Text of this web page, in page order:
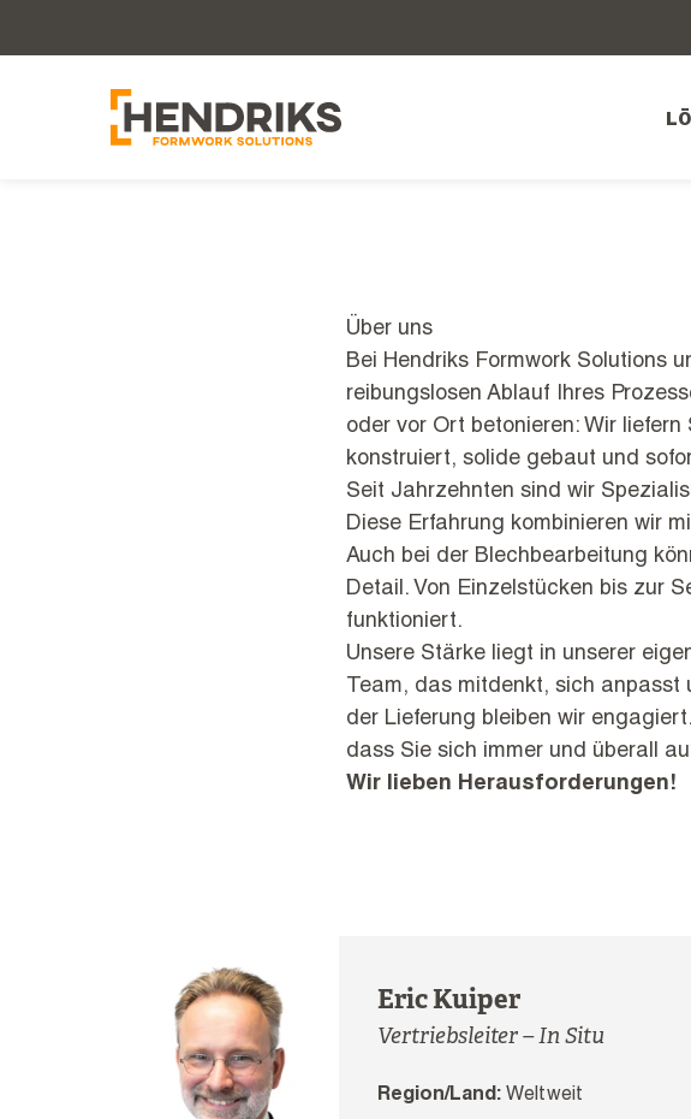
Über uns
Bei Hendriks Formwork Solutions
reibungslosen Ablauf Ihres
oder vor Ort betonieren: Wir
konstruiert, solide gebaut und
Seit Jahrzehnten sind wir
Diese Erfahrung kombinieren wir
Auch bei der Blechbearbeitung
Detail. Von Einzelstücken bis zur
funktioniert.
Unsere Stärke liegt in unserer
Team, das mitdenkt, sich
der Lieferung bleiben wir
dass Sie sich immer und überall
Wir lieben Herausforderungen!
Eric Kuiper
Vertriebsleiter – In Situ
Region/Land: Weltweit